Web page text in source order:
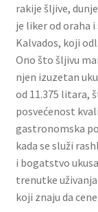
Naši partneri
Newsletter
Partners
Poklon
Premium
Prijava za
rakije šljive,
je liker od oraha
Kalvados, koji
Ono što šljivu
njen izuzetan
od 11.375 litara,
posvećenost
gastronomska
kada se služi
i bogatstvo
trenutke
koji znaju da